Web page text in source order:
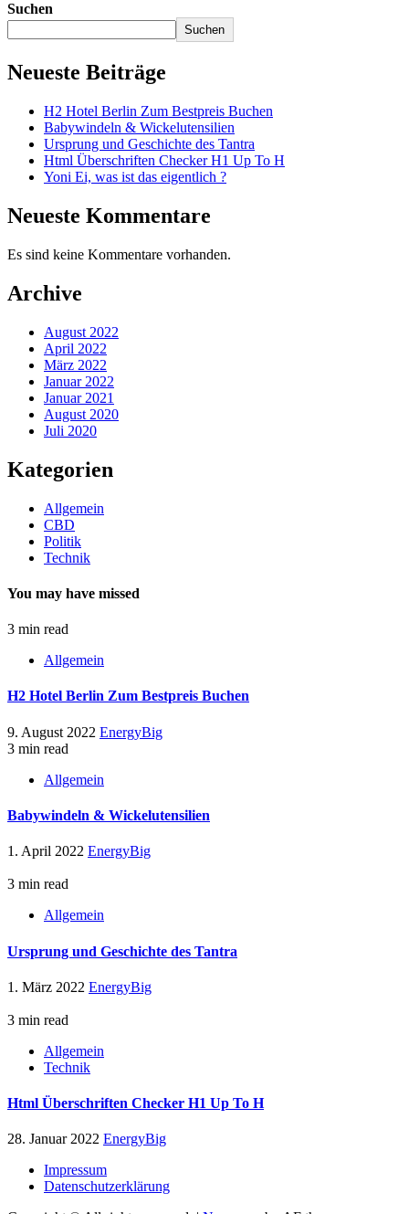
Suchen
Suchen
Neueste Beiträge
H2 Hotel Berlin Zum Bestpreis Buchen
Babywindeln & Wickelutensilien
Ursprung und Geschichte des Tantra
Html Überschriften Checker H1 Up To H
Yoni Ei, was ist das eigentlich ?
Neueste Kommentare
Es sind keine Kommentare vorhanden.
Archive
August 2022
April 2022
März 2022
Januar 2022
Januar 2021
August 2020
Juli 2020
Kategorien
Allgemein
CBD
Politik
Technik
You may have missed
3 min read
Allgemein
H2 Hotel Berlin Zum Bestpreis Buchen
9. August 2022 EnergyBig
3 min read
Allgemein
Babywindeln & Wickelutensilien
1. April 2022 EnergyBig
3 min read
Allgemein
Ursprung und Geschichte des Tantra
1. März 2022 EnergyBig
3 min read
Allgemein
Technik
Html Überschriften Checker H1 Up To H
28. Januar 2022 EnergyBig
Impressum
Datenschutzerklärung